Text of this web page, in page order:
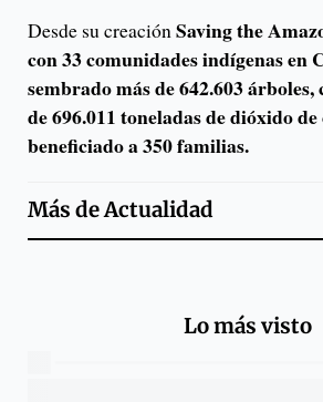
Desde su creaciónSaving the
con 33 comunidades indígenas en
sembrado más de 642.603
de 696.011 toneladas de dióxido
beneficiado a 350 familias.
Más deActualidad
Lo más visto